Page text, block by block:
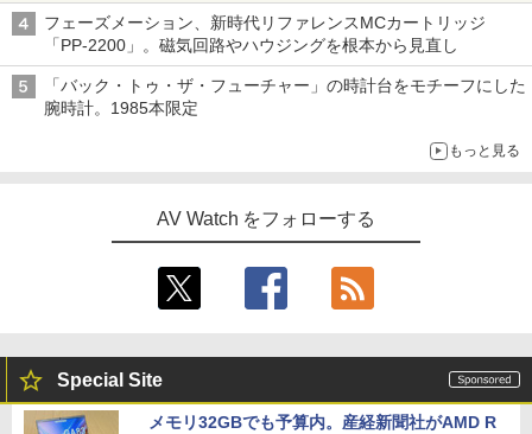
フェーズメーション、新時代リファレンスMCカートリッジ
「PP-2200」。磁気回路やハウジングを根本から見直し
「バック・トゥ・ザ・フューチャー」の時計台をモチーフにした
腕時計。1985本限定
もっと見る
AV Watch をフォローする
Special Site
メモリ32GBでも予算内。産経新聞社がAMD R